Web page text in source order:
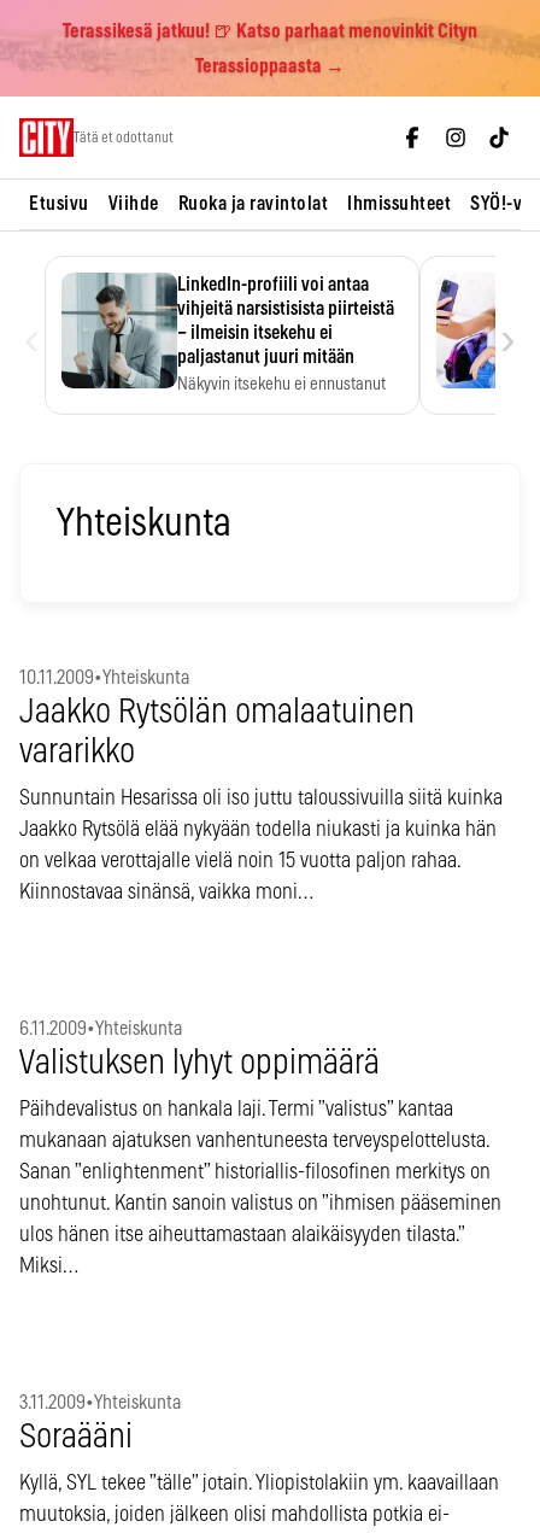
Terassikesä jatkuu! 🍺 Katso parhaat menovinkit Cityn
Terassioppaasta →
Tätä et odottanut
Etusivu Viihde Ruoka ja ravintolat Ihmissuhteet SYÖ!-
LinkedIn-profiili voi antaa
vihjeitä narsistisista piirteistä
– ilmeisin itsekehu ei
paljastanut juuri mitään
Näkyvin itsekehu ei ennustanut
›
Yhteiskunta
10.11.2009•Yhteiskunta
Jaakko Rytsölän omalaatuinen
vararikko
Sunnuntain Hesarissa oli iso juttu taloussivuilla siitä kuinka
Jaakko Rytsölä elää nykyään todella niukasti ja kuinka hän
on velkaa verottajalle vielä noin 15 vuotta paljon rahaa.
Kiinnostavaa sinänsä, vaikka moni…
6.11.2009•Yhteiskunta
Valistuksen lyhyt oppimäärä
Päihdevalistus on hankala laji. Termi ”valistus” kantaa
mukanaan ajatuksen vanhentuneesta terveyspelottelusta.
Sanan ”enlightenment” historiallis-filosofinen merkitys on
unohtunut. Kantin sanoin valistus on ”ihmisen pääseminen
ulos hänen itse aiheuttamastaan alaikäisyyden tilasta.”
Miksi…
3.11.2009•Yhteiskunta
Soraääni
Kyllä, SYL tekee ”tälle” jotain. Yliopistolakiin ym. kaavaillaan
muutoksia, joiden jälkeen olisi mahdollista potkia ei-